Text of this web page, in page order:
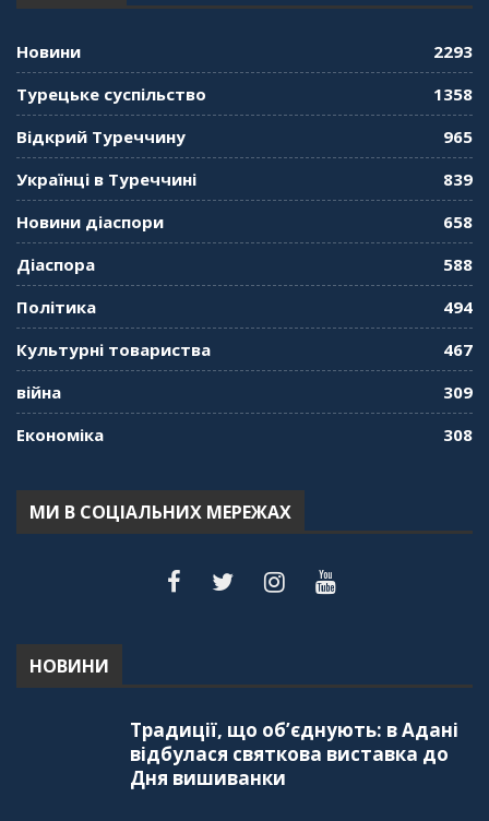
Новини
2293
Турецьке суспільство
1358
Відкрий Туреччину
965
Українці в Туреччині
839
Новини діаспори
658
Діаспора
588
Політика
494
Культурні товариства
467
війна
309
Економіка
308
МИ В СОЦІАЛЬНИХ МЕРЕЖАХ
НОВИНИ
Традиції, що об’єднують: в Адані
відбулася святкова виставка до
Дня вишиванки